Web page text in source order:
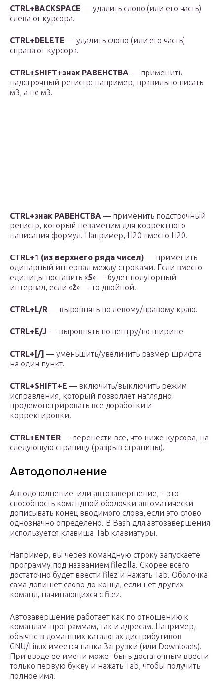
CTRL+BACKSPACE — удалить слово (или его часть)
слева от курсора.
CTRL+DELETE — удалить слово (или его часть)
справа от курсора.
CTRL+SHIFT+знак РАВЕНСТВА — применить
надстрочный регистр: например, правильно писать
м3, а не м3.
CTRL+знак РАВЕНСТВА — применить подстрочный
регистр, который незаменим для корректного
написания формул. Например, H20 вместо H20.
CTRL+1 (из верхнего ряда чисел) — применить
одинарный интервал между строками. Если вместо
единицы поставить «5» — будет полуторный
интервал, если «2» — то двойной.
CTRL+L/R — выровнять по левому/правому краю.
CTRL+E/J — выровнять по центру/по ширине.
CTRL+[/] — уменьшить/увеличить размер шрифта
на один пункт.
CTRL+SHIFT+E — включить/выключить режим
исправления, который позволяет наглядно
продемонстрировать все доработки и
корректировки.
CTRL+ENTER — перенести все, что ниже курсора, на
следующую страницу (разрыв страницы).
Автодополнение
Автодополнение, или автозавершение, – это
способность командной оболочки автоматически
дописывать конец вводимого слова, если это слово
однозначно определено. В Bash для автозавершения
используется клавиша Tab клавиатуры.
Например, вы через командную строку запускаете
программу под названием filezilla. Скорее всего
достаточно будет ввести filez и нажать Tab. Оболочка
сама допишет слово до конца, если нет других
команд, начинающихся с filez.
Автозавершение работает как по отношению к
командам-программам, так и адресам. Например,
обычно в домашних каталогах дистрибутивов
GNU/Linux имеется папка Загрузки (или Downloads).
При вводе ее имени может быть достаточным ввести
только первую букву и нажать Tab, чтобы получить
полное имя.